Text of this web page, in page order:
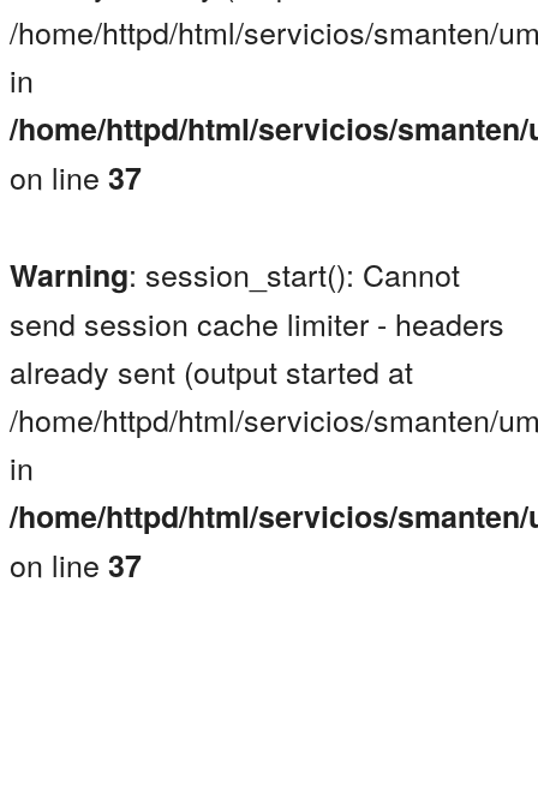
/home/httpd/html/servicios/smanten/
in
/home/httpd/html/servicios/
on line 37
Warning: session_start(): Cannot
send session cache limiter - headers
already sent (output started at
/home/httpd/html/servicios/smanten/
in
/home/httpd/html/servicios/
on line 37